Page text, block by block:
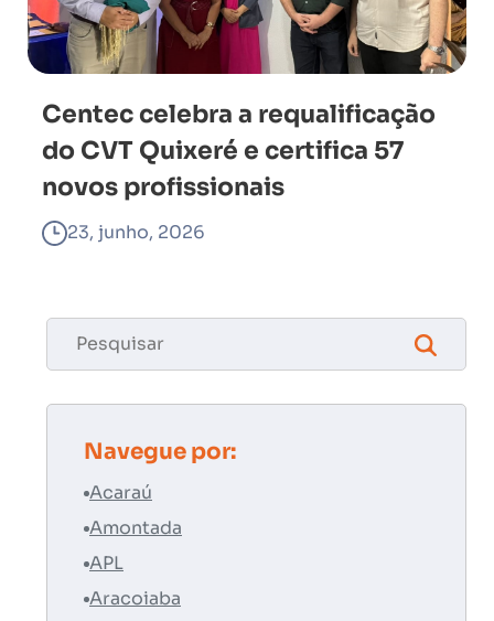
Centec celebra a requalificação
do CVT Quixeré e certifica 57
novos profissionais
23, junho, 2026
Navegue por:
Acaraú
Amontada
APL
Aracoiaba